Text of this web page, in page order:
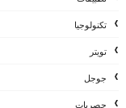
تكنولوجيا
تويتر
جوجل
حصريات